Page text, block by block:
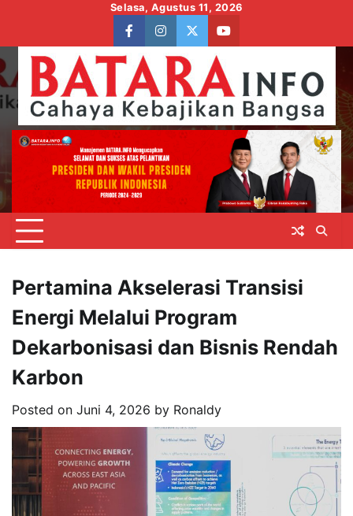
content
Selasa, Agustus 11, 2026
facebookinstagram
twitteryoutube
Pertamina Akselerasi Transisi
Energi Melalui Program
Dekarbonisasi dan Bisnis Rendah
Karbon
Posted on Juni 4, 2026 by Ronaldy